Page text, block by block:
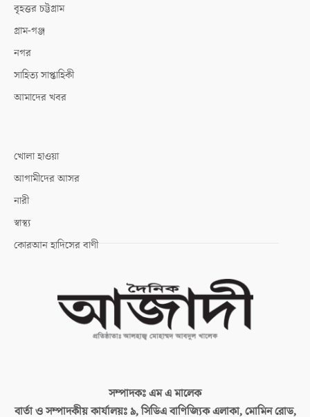
বৃহত্তর চট্টগ্রাম
গ্রাম-গঞ্জ
নগর
সাহিত্য সাপ্তাহিকী
আমাদের খবর
খোলা হাওয়া
আগামীদের আসর
নারী
স্বাস্থ্য
কোরআন হাদিসের বাণী
সম্পাদকঃএম এ মালেক
বার্তা ও সম্পাদকীয় কার্যালয়ঃ৯, সিডিএ বাণিজ্যিক এলাকা, মোমিন রোড,